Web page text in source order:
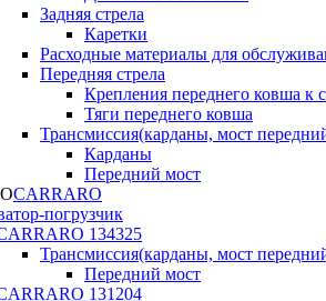
Задняя стрела
Каретки
Расходные материалы для
Передняя стрела
Крепления переднего ковша к
Тяги переднего ковша
Трансмиссия(карданы, мост
Карданы
Передний мост
CARRARO
погрузчик
134325
Трансмиссия(карданы, мост
Передний мост
131204